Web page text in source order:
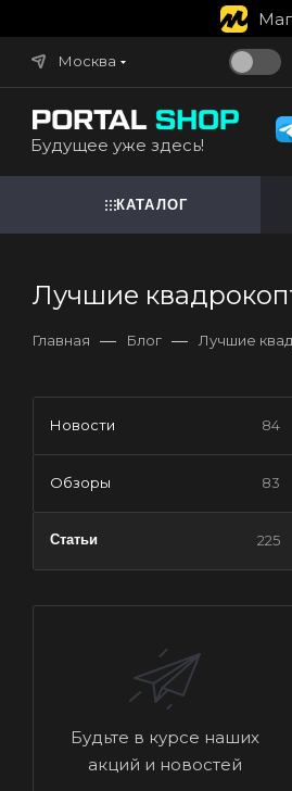
Москва
Будущее уже здесь!
КАТАЛОГ
Лучшие
Главная — Блог — Лучшие
Новости 84
Обзоры 83
Статьи 225
Будьте в курсе наших
акций и новостей